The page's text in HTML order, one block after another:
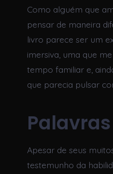
Como alguém que
pensar de maneira
livro parece ser um
imersiva, uma que
tempo familiar e,
que parecia pulsar
Apesar de seus
testemunho da